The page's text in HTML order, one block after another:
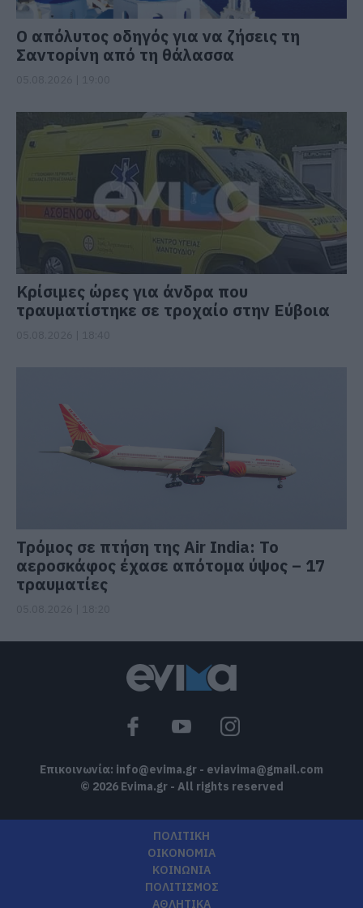
Ο απόλυτος οδηγός για να ζήσεις τη
Σαντορίνη από τη θάλασσα
Κρίσιμες ώρες για άνδρα που
τραυματίστηκε σε τροχαίο στην Εύβοια
Τρόμος σε πτήση της Air India: Το
αεροσκάφος έχασε απότομα ύψος – 17
τραυματίες
Επικοινωνία: info@evima.gr - eviavima@gmail.com
© 2026 Evima.gr - All rights reserved
ΠΟΛΙΤΙΚΗ
ΟΙΚΟΝΟΜΙΑ
ΚΟΙΝΩΝΙΑ
ΠΟΛΙΤΙΣΜΟΣ
ΑΘΛΗΤΙΚΑ